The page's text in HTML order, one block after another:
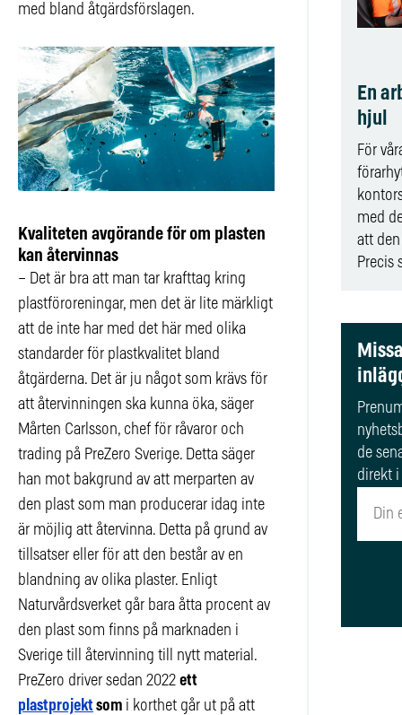
med bland åtgärdsförslagen.
Kvaliteten avgörande för om plasten
kan återvinnas
– Det är bra att man tar krafttag kring
plastföroreningar, men det är lite märkligt
att de inte har med det här med olika
standarder för plastkvalitet bland
åtgärderna. Det är ju något som krävs för
att återvinningen ska kunna öka, säger
Mårten Carlsson, chef för råvaror och
trading på PreZero Sverige. Detta säger
han mot bakgrund av att merparten av
den plast som man producerar idag inte
är möjlig att återvinna. Detta på grund av
tillsatser eller för att den består av en
blandning av olika plaster. Enligt
Naturvårdsverket går bara åtta procent av
den plast som finns på marknaden i
Sverige till återvinning till nytt material.
PreZero driver sedan 2022 ett
plastprojekt som i korthet går ut på att
En
hjul
För
med
att
Precis
de
direkt